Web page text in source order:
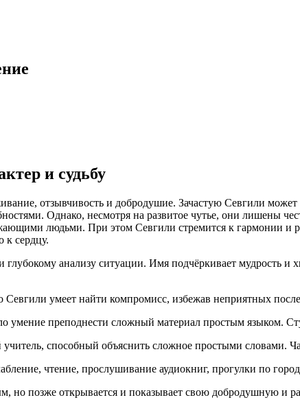
и судьбу
отзывчивость и добродушие. Зачастую Севгили
Однако, несмотря на развитое чутье, они лишены
людьми. При этом Севгили стремится к гармонии и
к сердцу.
анализу ситуации. Имя подчёркивает мудрость и
умеет найти компромисс, избежав неприятных
умение преподнести сложный материал простым языком.
способный объяснить сложное простыми словами.
чтение, прослушивание аудиокниг, прогулки по
но позже открывается и показывает свою добродушную и